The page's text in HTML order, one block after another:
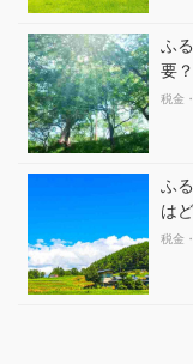
ふ
要？
税金
ふ
は
税金